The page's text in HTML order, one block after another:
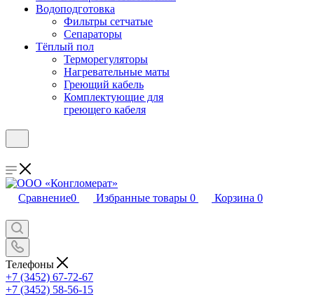
Водоподготовка
Фильтры сетчатые
Сепараторы
Тёплый пол
Терморегуляторы
Нагревательные маты
Греющий кабель
Комплектующие для
греющего кабеля
Сравнение0 Избранные товары 0 Корзина 0
Телефоны
+7 (3452) 67-72-67
+7 (3452) 58-56-15